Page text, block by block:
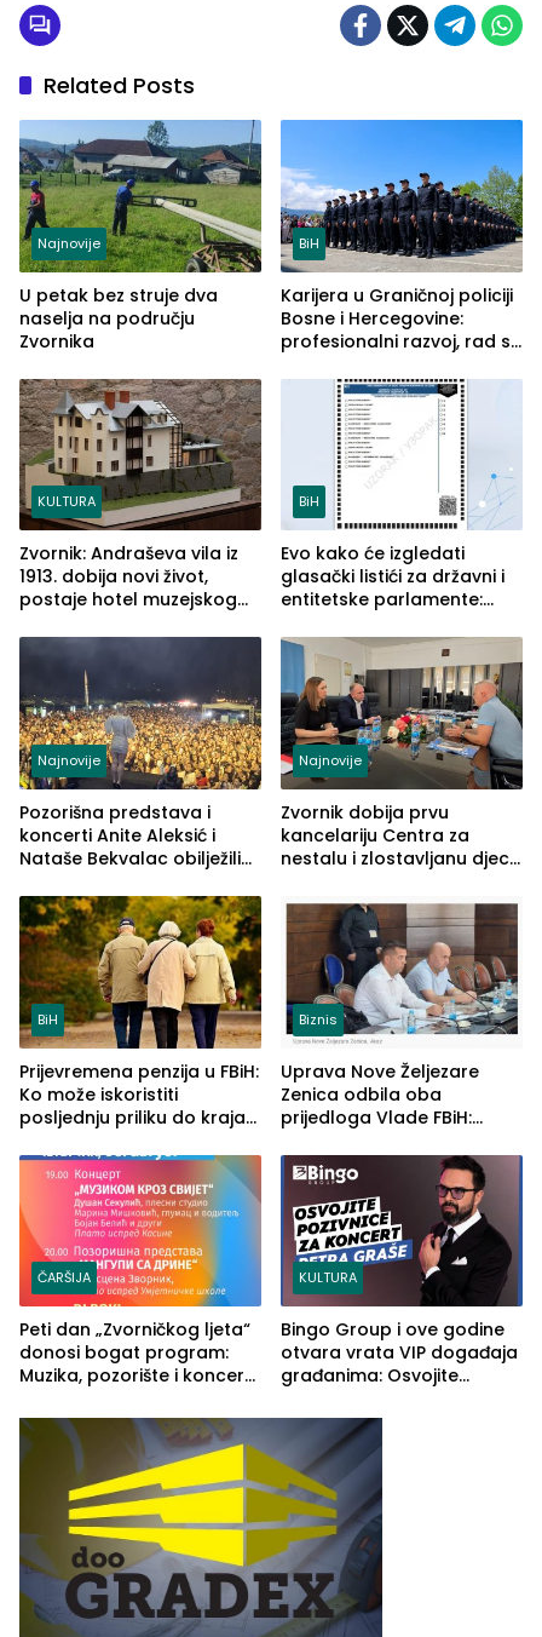
Related Posts
Najnovije
U petak bez struje dva
naselja na području
Zvornika
BiH
Karijera u Graničnoj policiji
Bosne i Hercegovine:
profesionalni razvoj, rad sa
služba građanima
KULTURA
Zvornik: Andraševa vila iz
1913. dobija novi život,
postaje hotel muzejskog
BiH
Evo kako će izgledati
glasački listići za državni i
entitetske parlamente:
vidljive na njima
Najnovije
Pozorišna predstava i
koncerti Anite Aleksić i
Nataše Bekvalac obilježili
ljeta (FOTO)
Najnovije
Zvornik dobija prvu
kancelariju Centra za
nestalu i zlostavljanu djecu
BiH
Prijevremena penzija u FBiH:
Ko može iskoristiti
posljednju priliku do kraja
Biznis
Uprava Nove Željezare
Zenica odbila oba
prijedloga Vlade FBiH:
rješenje
ČARŠIJA
Peti dan „Zvorničkog ljeta“
donosi bogat program:
Muzika, pozorište i koncert
KULTURA
Bingo Group i ove godine
otvara vrata VIP događaja
građanima: Osvojite
Graše